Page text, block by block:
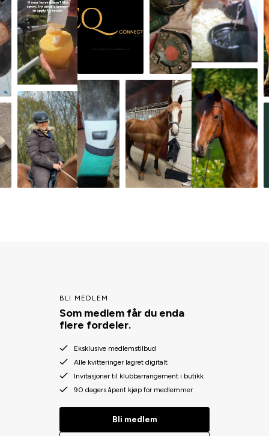
BLI MEDLEM
Som medlem får du enda
flere fordeler.
Eksklusive medlemstilbud
Alle kvitteringer lagret digitalt
Invitasjoner til klubbarrangement i butikk
90 dagers åpent kjøp for medlemmer
Bli medlem